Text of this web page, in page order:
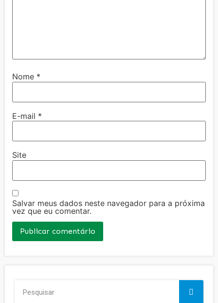
Nome *
E-mail *
Site
Salvar meus dados neste navegador para a próxima
vez que eu comentar.